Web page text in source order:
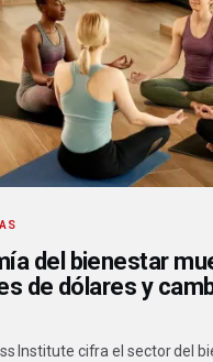
del bienestar
de dólares y
Institute cifra el sector del